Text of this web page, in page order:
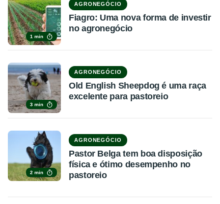
1 min
AGRONEGÓCIO
Fiagro: Uma nova forma de investir
no agronegócio
3 min
AGRONEGÓCIO
Old English Sheepdog é uma raça
excelente para pastoreio
2 min
AGRONEGÓCIO
Pastor Belga tem boa disposição
física e ótimo desempenho no
pastoreio